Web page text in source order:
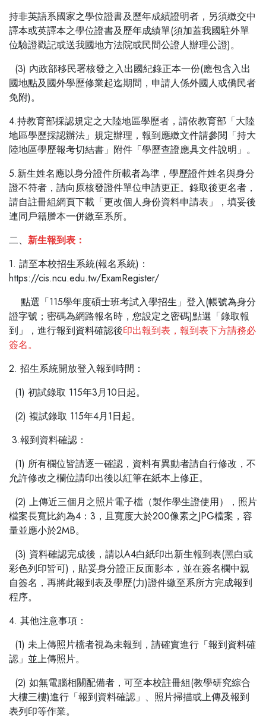
持非英語系國家之學位證書及歷年成績證明者，另須繳交中
譯本或英譯本之學位證書及歷年成績單(須加蓋我國駐外單
位驗證戳記或送我國地方法院或民間公證人辦理公證)。
(3) 內政部移民署核發之入出國紀錄正本一份(應包含入出
國地點及國外學歷修業起迄期間，申請人係外國人或僑民者
免附)。
4.持教育部採認規定之大陸地區學歷者，請依教育部「大陸
地區學歷採認辦法」規定辦理，報到應繳文件請參閱「持大
陸地區學歷報考切結書」附件「學歷查證應具文件說明」。
5.新生姓名應以身分證件所載者為準，學歷證件姓名與身分
證不符者，請向原核發證件單位申請更正。錄取後更名者，
請自註冊組網頁下載「更改個人身份資料申請表」，填妥後
連同戶籍謄本一併繳至系所。
二、 新生報到表：
1. 請至本校招生系統(報名系統)：
https://cis.ncu.edu.tw/ExamRegister/
點選「115學年度碩士班考試入學招生」登入(帳號為身分
證字號；密碼為網路報名時，您設定之密碼)點選「錄取報
到」，進行報到資料確認後印出報到表，報到表下方請務必
簽名。
2. 招生系統開放登入報到時間：
(1) 初試錄取 115年3月10日起。
(2) 複試錄取 115年4月1日起。
3.報到資料確認：
(1) 所有欄位皆請逐一確認，資料有異動者請自行修改，不
允許修改之欄位請印出後以紅筆在紙本上修正。
(2) 上傳近三個月之照片電子檔（製作學生證使用），照片
檔案長寬比約為4：3，且寬度大於200像素之JPG檔案，容
量並應小於2MB。
(3) 資料確認完成後，請以A4白紙印出新生報到表(黑白或
彩色列印皆可)，貼妥身分證正反面影本，並在簽名欄中親
自簽名，再將此報到表及學歷(力)證件繳至系所方完成報到
程序。
4. 其他注意事項：
(1) 未上傳照片檔者視為未報到，請確實進行「報到資料確
認」並上傳照片。
(2) 如無電腦相關配備者，可至本校註冊組(教學研究綜合
大樓三樓)進行「報到資料確認」、照片掃描或上傳及報到
表列印等作業。